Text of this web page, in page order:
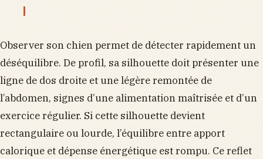
Observer son chien permet de détecter rapidement un
déséquilibre. De profil, sa silhouette doit présenter une
ligne de dos droite et une légère remontée de
l’abdomen, signes d’une alimentation maîtrisée et d’un
exercice régulier. Si cette silhouette devient
rectangulaire ou lourde, l’équilibre entre apport
calorique et dépense énergétique est rompu. Ce reflet